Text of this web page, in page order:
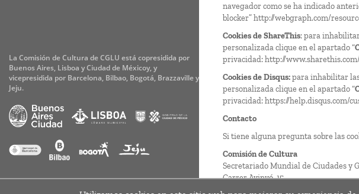
La Comisión de Cultura de CGLU está copresidida por
Buenos Aires, Lisboa y Ciudad de Méxicoy, y
vicepresidida por Barcelona, Bilbao, Bogotá, Brazzaville y
Jeju.
navegador como se ha indicado
blocker”http://webgraph.com/
Cookies de ShareThis: para
personalizada clique en el apartado “
privacidad:http://
Cookies de Disqus:para inhabilitar
personalizada clique en el apartado “
privacidad:https://help.disqus.com/
Contacto
Si tiene alguna pregunta sobre las
Comisión de Cultura
Secretariado Mundial de Ciudades y
Carrer Avinyó, 15
08002 Barcelona - España